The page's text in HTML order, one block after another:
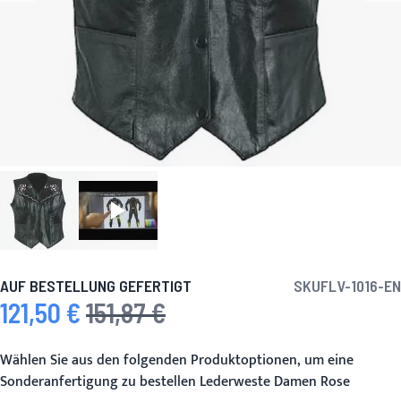
AUF BESTELLUNG GEFERTIGT SKUFLV-1016-EN
Sonderpreis
121,50 € Regulärer Preis
151,87 €
Wählen Sie aus den folgenden Produktoptionen, um eine
Sonderanfertigung zu bestellen Lederweste Damen Rose